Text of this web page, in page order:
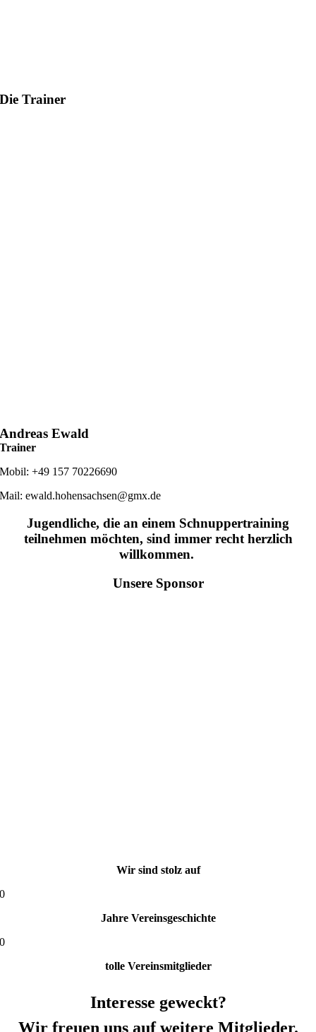
Die Trainer
Andreas Ewald
Trainer
Mobil: +49 157 70226690
Mail: ewald.hohensachsen@gmx.de
Jugendliche, die an einem Schnuppertraining
teilnehmen möchten, sind immer recht herzlich
willkommen.
Unsere Sponsor
Wir sind stolz auf
0
Jahre Vereinsgeschichte
0
tolle Vereinsmitglieder
Interesse geweckt?
Wir freuen uns auf weitere Mitglieder.